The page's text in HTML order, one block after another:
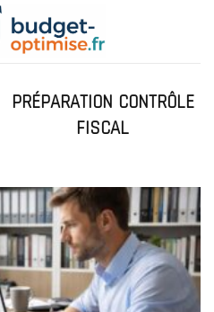
PRÉPARATION CONTRÔLE
FISCAL